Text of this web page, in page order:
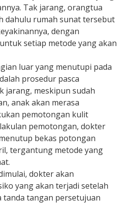
Tak jarang, orangtua
dahulu rumah sunat tersebut
dengan
setiap metode yang akan
luar yang menutupi pada
prosedur pasca
jarang, meskipun sudah
anak akan merasa
pemotongan kulit
pemotongan, dokter
bekas potongan
tergantung metode yang
dokter akan
yang akan terjadi setelah
tanda tangan persetujuan